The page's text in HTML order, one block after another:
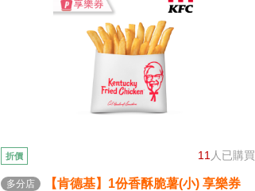
11 人已購買
折價
多分店 【肯德基】1份香酥脆薯(小) 享樂券